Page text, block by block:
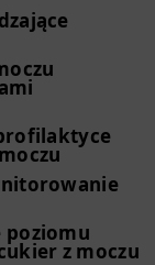
poziomu
z moczu